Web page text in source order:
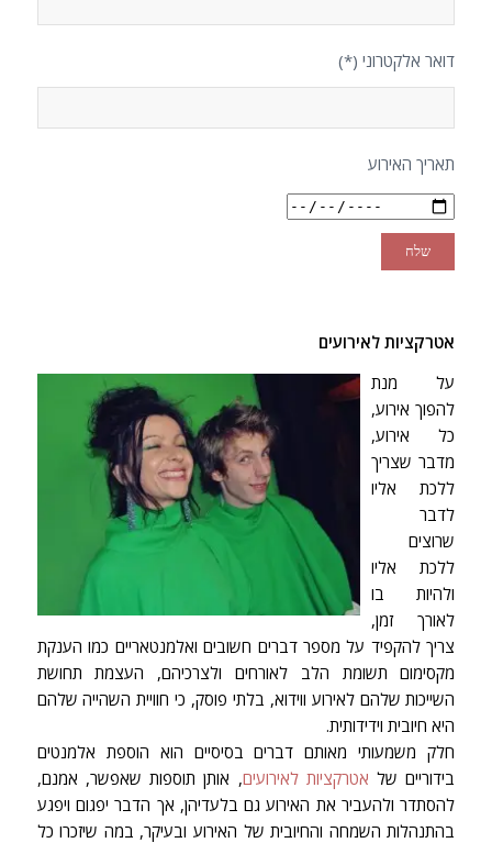
דואר אלקטרוני (*)
תאריך האירוע
אטרקציות לאירועים
על מנת
להפוך אירוע,
כל אירוע,
מדבר שצריך
ללכת אליו
לדבר
שרוצים
ללכת אליו
ולהיות בו
לאורך זמן,
צריך להקפיד על מספר דברים חשובים ואלמנטאריים כמו הענקת
מקסימום תשומת הלב לאורחים ולצרכיהם, העצמת תחושת
השייכות שלהם לאירוע ווידוא, בלתי פוסק, כי חוויית השהייה שלהם
היא חיובית וידידותית.
חלק משמעותי מאותם דברים בסיסיים הוא הוספת אלמנטים
בידוריים של אטרקציות לאירועים, אותן תוספות שאפשר, אמנם,
להסתדר ולהעביר את האירוע גם בלעדיהן, אך הדבר יפגום ויפגע
בהתנהלות השמחה והחיובית של האירוע ובעיקר, במה שיזכרו כל